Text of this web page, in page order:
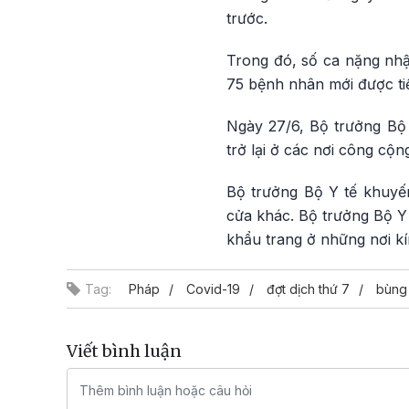
trước.
Trong đó, số ca nặng
75 bệnh nhân mới được
Ngày 27/6, Bộ trưởng
trở lại ở các nơi công
Bộ trưởng Bộ Y tế
cửa khác. Bộ trưởng Bộ
khẩu trang ở những nơi
Tag: Pháp Covid-19 đợt dịch thứ 7
Viết bình luận